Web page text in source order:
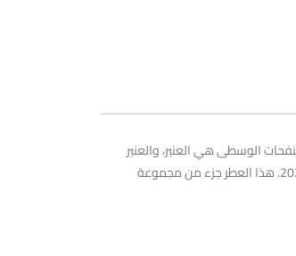
في عام 2025. النفحة العليا هي الفلفل الأسود؛ النفحات الوسطى هي العنبر، والعنبر
الرمادي، ونفحات خشبية؛ النفحات الأساسية هي خشب الصندل، اللبان، والباتشولي.إفيكتوس فيكتوري أبسولو من رابان هو عطر للرجال، من المقرر إصداره في عام 2025. هذا العطر جزء من مجموعة